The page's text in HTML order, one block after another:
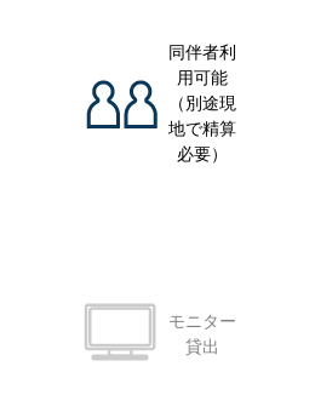
同伴者利
用可能
（別途現
地で精算
必要）
モニター
貸出